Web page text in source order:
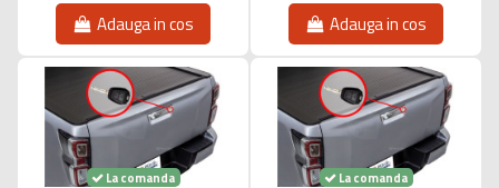
Adauga in cos Adauga in cos
La comanda La comanda